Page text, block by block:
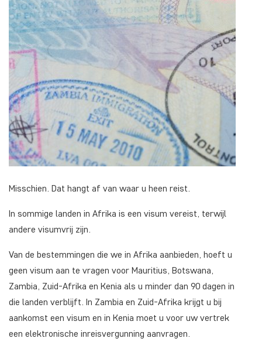
Misschien. Dat hangt af van waar u heen reist.
In sommige landen in Afrika is een visum vereist, terwijl
andere visumvrij zijn.
Van de bestemmingen die we in Afrika aanbieden, hoeft u
geen visum aan te vragen voor Mauritius, Botswana,
Zambia, Zuid-Afrika en Kenia als u minder dan 90 dagen in
die landen verblijft. In Zambia en Zuid-Afrika krijgt u bij
aankomst een visum en in Kenia moet u voor uw vertrek
een elektronische inreisvergunning aanvragen.